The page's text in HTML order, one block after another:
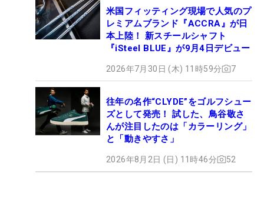
米国フィッティング現場で人気のプ
レミアムブランド『ACCRA』が日
本上陸！ 新スチールシャフト
『iSteel BLUE』が9月4日デビュー
2026年7月30日 (木) 11時59分 7
往年の名作“CLYDE”をゴルフシュー
ズとして発売！ 試した、鳥谷敬さ
んが注目したのは「カラーリング」
と「動きやすさ」
2026年8月2日 (日) 11時46分 52